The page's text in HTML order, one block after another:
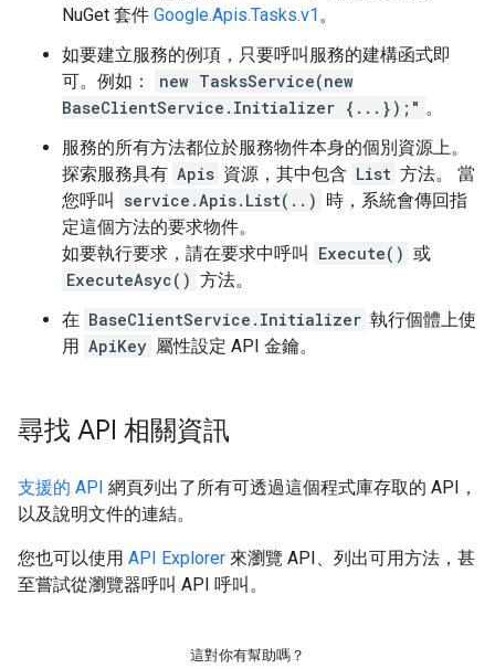
NuGet 套件 Google.Apis.Tasks.v1。
如要建立服務的例項，只要呼叫服務的建構函式即
可。例如：
new TasksService(new
BaseClientService.Initializer {...});" 。
服務的所有方法都位於服務物件本身的個別資源上。
探索服務具有 Apis 資源，其中包含 List 方法。 當
您呼叫
service.Apis.List(..) 時，系統會傳回指
定這個方法的要求物件。
如要執行要求，請在要求中呼叫
Execute() 或
ExecuteAsyc() 方法。
在 BaseClientService.Initializer 執行個體上使
用 ApiKey 屬性設定 API 金鑰。
尋找 API 相關資訊
支援的 API 網頁列出了所有可透過這個程式庫存取的 API，
以及說明文件的連結。
您也可以使用 API Explorer 來瀏覽 API、列出可用方法，甚
至嘗試從瀏覽器呼叫 API 呼叫。
這對你有幫助嗎？